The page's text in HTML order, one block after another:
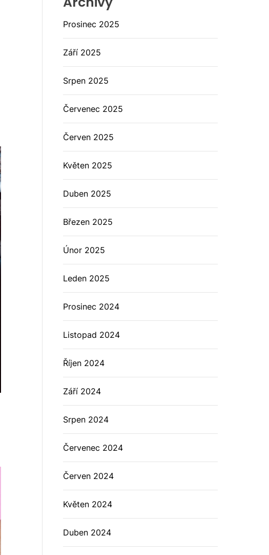
Prosinec 2025
Září 2025
Srpen 2025
Červenec 2025
Červen 2025
Květen 2025
Duben 2025
Březen 2025
Únor 2025
Leden 2025
Prosinec 2024
Listopad 2024
Říjen 2024
Září 2024
Srpen 2024
Červenec 2024
Červen 2024
Květen 2024
Duben 2024